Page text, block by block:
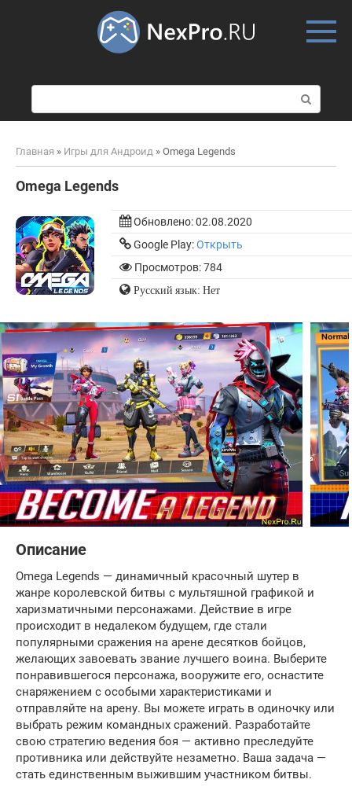
о
и
к
Главная » Игры для Андроид » Omega Legends
Omega Legends
Обновлено:02.08.2020
Google Play:Открыть
Просмотров: 784
Русский язык: Нет
Описание
Omega Legends — динамичный красочный шутер в
жанре королевской битвы с мультяшной графикой и
харизматичными персонажами. Действие в игре
происходит в недалеком будущем, где стали
популярными сражения на арене десятков бойцов,
желающих завоевать звание лучшего воина. Выберите
понравившегося персонажа, вооружите его, оснастите
снаряжением с особыми характеристиками и
отправляйте на арену. Вы можете играть в одиночку или
выбрать режим командных сражений. Разработайте
свою стратегию ведения боя — активно преследуйте
противника или действуйте незаметно. Ваша задача —
стать единственным выжившим участником битвы.